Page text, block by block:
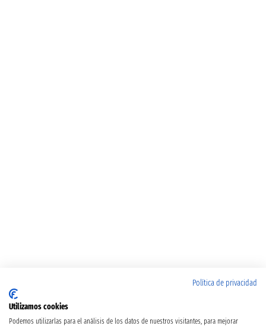
Política de privacidad
Utilizamos cookies
Podemos utilizarlas para el análisis de los datos de nuestros visitantes, para mejorar